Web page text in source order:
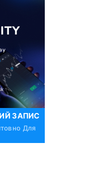
ЗАПИС
Для